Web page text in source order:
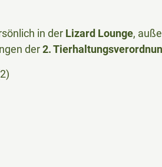
in der Lizard Lounge,
der2.